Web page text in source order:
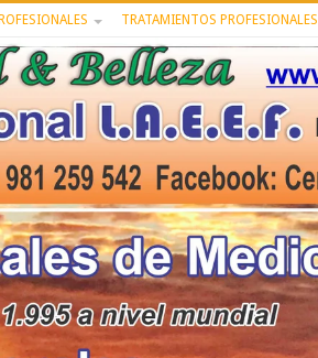
TRATAMIENTOS PROFESIONALES